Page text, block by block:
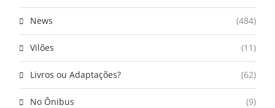
News (484)
Vilões (11)
Livros ou Adaptações? (62)
No Ônibus (9)